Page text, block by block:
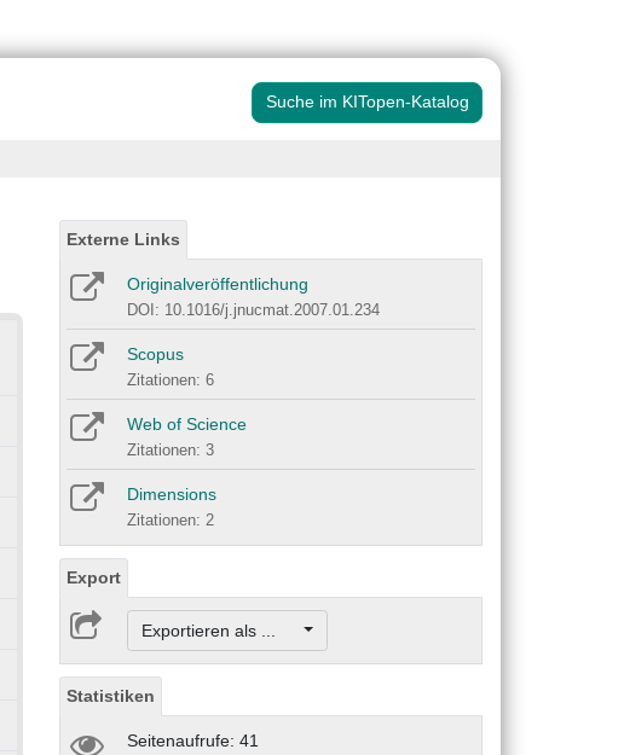
Suche im KITopen-Katalog
Externe Links
Originalveröffentlichung
DOI: 10.1016/j.jnucmat.2007.01.234
Scopus
Zitationen: 6
Web of Science
Zitationen: 3
Dimensions
Zitationen: 2
Export
Exportieren als ...
Statistiken
Seitenaufrufe: 41